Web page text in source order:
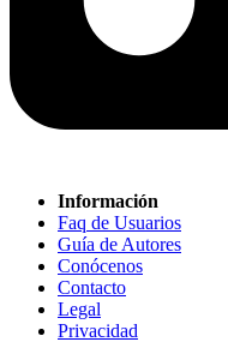
Información
Faq de Usuarios
Guía de Autores
Conócenos
Contacto
Legal
Privacidad